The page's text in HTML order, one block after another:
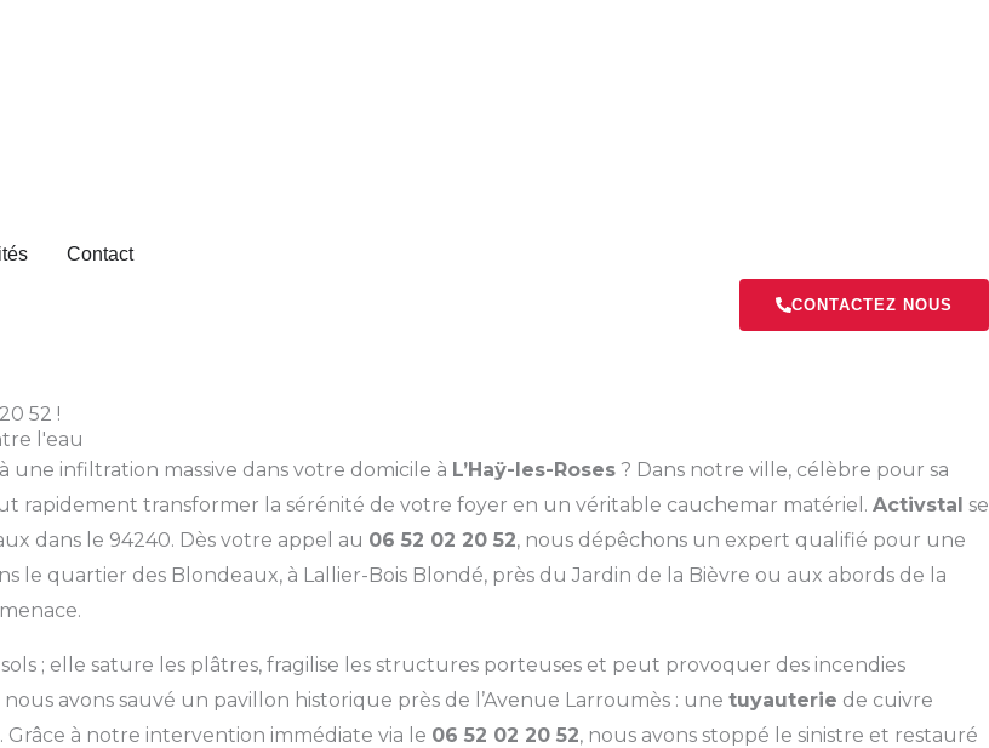
DE RÉUSSITE
Contact
CONTACTEZ NOUS
52 !
l'eau
une infiltration massive dans votre domicile à L’Haÿ-les-Roses ? Dans notre ville, célèbre pour sa
rapidement transformer la sérénité de votre foyer en un véritable cauchemar matériel. Activstal se
dans le 94240. Dès votre appel au 06 52 02 20 52, nous dépêchons un expert qualifié pour une
le quartier des Blondeaux, à Lallier-Bois Blondé, près du Jardin de la Bièvre ou aux abords de la
; elle sature les plâtres, fragilise les structures porteuses et peut provoquer des incendies
avons sauvé un pavillon historique près de l’Avenue Larroumès : une tuyauterie de cuivre
Grâce à notre intervention immédiate via le 06 52 02 20 52, nous avons stoppé le sinistre et restauré